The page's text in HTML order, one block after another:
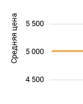
Средняя цена
4 500
5 000
5 500